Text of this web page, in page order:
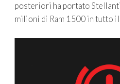
posteriori ha portato
milioni di Ram 1500 in tutto